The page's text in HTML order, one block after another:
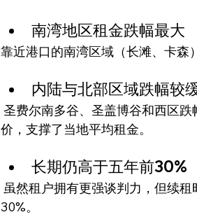
南湾地区租金跌幅最大
靠近港口的南湾区域（长滩、卡
内陆与北部区域跌幅较
价，支撑了当地平均租金。
长期仍高于五年前30%
30%。